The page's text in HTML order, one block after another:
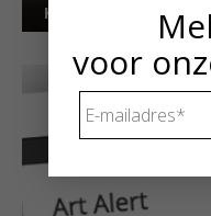
Kunstuitleen voor
voor
mailadres *